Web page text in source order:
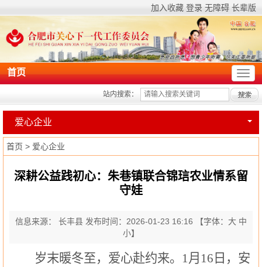
加入收藏 登录 无障碍 长辈版
首页
站内搜索：
爱心企业
首页 > 爱心企业
深耕公益践初心：朱巷镇联合锦琂农业情系留
守娃
信息来源： 长丰县 发布时间：2026-01-23 16:16 【字体： 大 中
小】
岁末暖冬至，爱心赴约来。 1月16日，安